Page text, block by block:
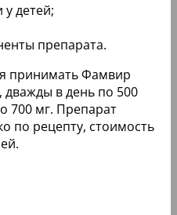
детей;
препарата.
принимать Фамвир
в день по 500
700 мг. Препарат
по рецепту, стоимость